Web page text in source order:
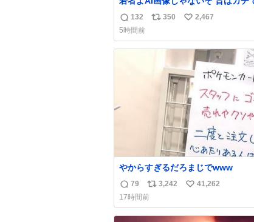
ル売ってたんやでw
返
信
数
132
リ
ス
350
い
ね
数
2,467
5時間前
やからすぎるだろまじでwww
返
信
数
79
リ
ポ
ス
3,242
い
ね
41,262
17時間前